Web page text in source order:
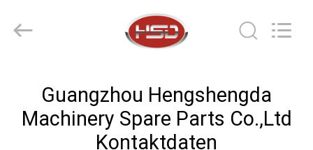
PRODUKTE
Parts
Co.,Ltd.
Guangzhou Hengshengda
Machinery Spare Parts Co.,Ltd
Kontaktdaten